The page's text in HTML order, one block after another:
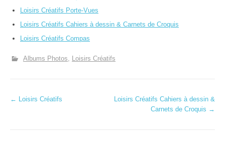
Loisirs Créatifs Porte-Vues
Loisirs Créatifs Cahiers à dessin & Carnets de Croquis
Loisirs Créatifs Compas
Albums Photos Loisirs Créatifs
N
← Loisirs Créatifs
Loisirs Créatifs Cahiers à dessin &
Carnets de Croquis →